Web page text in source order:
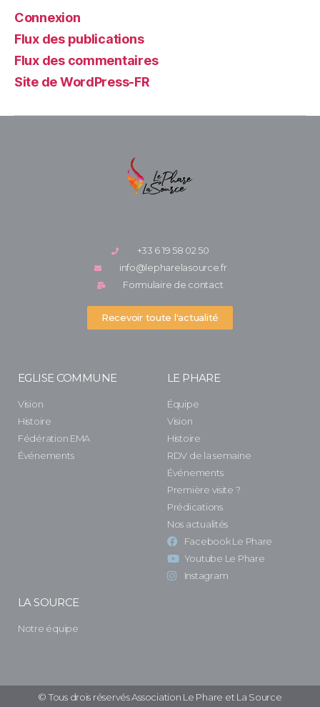
Connexion
Flux des publications
Flux des commentaires
Site de WordPress-FR
+33 6 19 58 02 50
info@lepharelasource.fr
Formulaire de contact
Recevoir toute l'actualité
EGLISE COMMUNE
Vision
Histoire
Fédération EMA
Événements
LE PHARE
Équipe
Vision
Histoire
RDV de la semaine
Événements
Première visite ?
Prédications
Nos actualités
Facebook Le Phare
Youtube Le Phare
Instagram
LA SOURCE
Notre équipe
© Tous drois réservés Association Le Phare et La Source